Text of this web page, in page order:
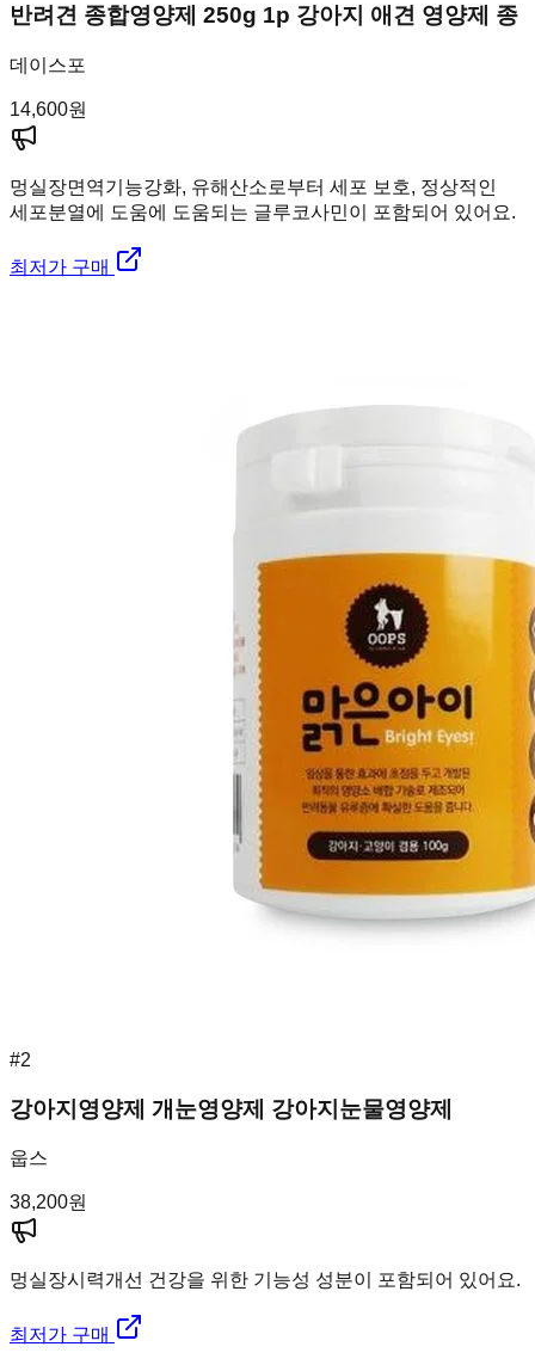
반려견 종합영양제 250g 1p 강아지 애견 영양제 종
데이스포
14,600원
멍실장면역기능강화, 유해산소로부터 세포 보호, 정상적인
세포분열에 도움에 도움되는 글루코사민이 포함되어 있어요.
최저가 구매
#2
강아지영양제 개눈영양제 강아지눈물영양제
웁스
38,200원
멍실장시력개선 건강을 위한 기능성 성분이 포함되어 있어요.
최저가 구매